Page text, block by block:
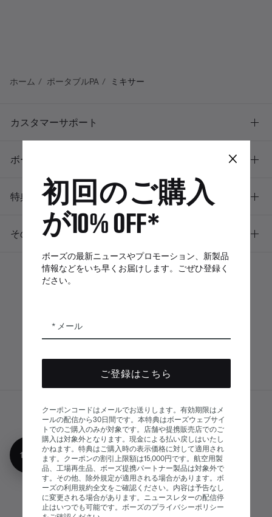
ホーム ポータブルPA ミキサー
カスタマーサポート
ボーズについて
特典
その他のリンク
© Bose Corporation 2026 サイトマップ
法的事項 プライバシーポリシー
アクセシビリティ
クッキーに関する通知 販売条件
利用条件 現代奴隷制に関する声明
×
初回のご購入
が10% OFF*
ボーズの最新ニュースやプロモーション、新製品
情報などをいち早くお届けします。ごぜひ登録く
ださい。
メール
ご登録はこちら
クーポンコードはメールでお送りします。有効期限はメ
ールの配信から30日間です。本特典はボーズウェブサイ
トでのご購入のみが対象です。店舗や提携販売店でのご
購入は対象外となります。現金による払い戻しはいたし
かねます。特典はご購入時の表示価格に対して適用され
ます。クーポンの割引上限額は15,000円です。航空用製
品、工場再生品、ボーズ提携パートナー製品は対象外で
す。その他、除外規定が適用される場合があります。ボ
ーズの利用規約全文をご確認ください。内容は予告なし
に変更される場合があります。ニュースレターの配信停
止はいつでも可能です。ボーズのプライバシーポリシー
10%オフ